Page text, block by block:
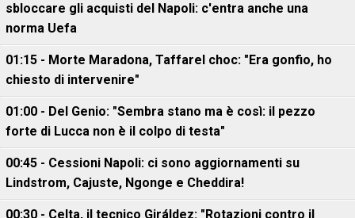
sbloccare gli acquisti del Napoli: c'entra anche una
norma Uefa
01:15 - Morte Maradona, Taffarel choc: "Era gonfio, ho
chiesto di intervenire"
01:00 - Del Genio: "Sembra stano ma è così: il pezzo
forte di Lucca non è il colpo di testa"
00:45 - Cessioni Napoli: ci sono aggiornamenti su
Lindstrom, Cajuste, Ngonge e Cheddira!
00:30 - Celta, il tecnico Giráldez: "Rotazioni contro il